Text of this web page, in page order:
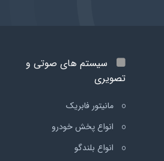
سیستم های صوتی و
تصویری
مانیتور فابریک
انواع پخش خودرو
انواع بلندگو